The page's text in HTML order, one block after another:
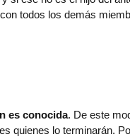
todos los demás
es conocida. De este
quienes lo terminarán.